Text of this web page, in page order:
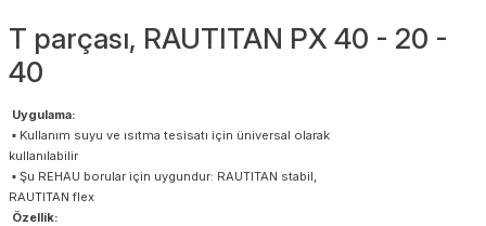
T parçası, RAUTITAN PX 40 - 20 -
40
Uygulama:
▪ Kullanım suyu ve ısıtma tesisatı için üniversal olarak
kullanılabilir
▪ Şu REHAU borular için uygundur: RAUTITAN stabil,
RAUTITAN flex
Özellik: